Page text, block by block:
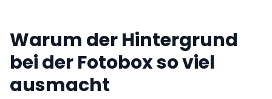
Warum der Hintergrund
bei der Fotobox so viel
ausmacht